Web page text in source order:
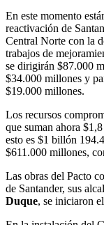
En este momento
reactivación de
Central Norte con la
trabajos de
se dirigirán $87.000
$34.000 millones y
$19.000 millones.
Los recursos
que suman ahora
esto es $1 billón
$611.000 millones,
Las obras del Pacto
de Santander, sus
Duque, se iniciaron